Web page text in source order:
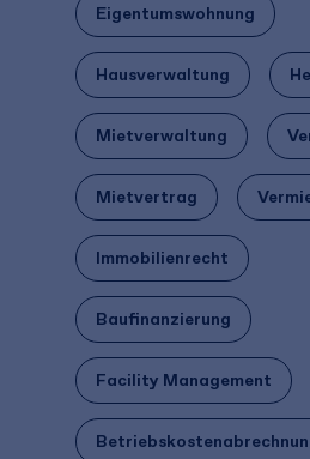
Eigentumswohnung
Hausverwaltung
Mietverwaltung
Mietvertrag
Immobilienrecht
Baufinanzierung
Facility Management